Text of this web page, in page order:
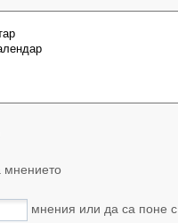
мнението
мнения или да са поне с